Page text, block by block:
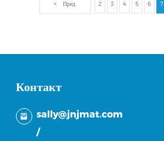
Пред. 2 3 4 5 6 7
Контакт
sally@jnjmat.com
/